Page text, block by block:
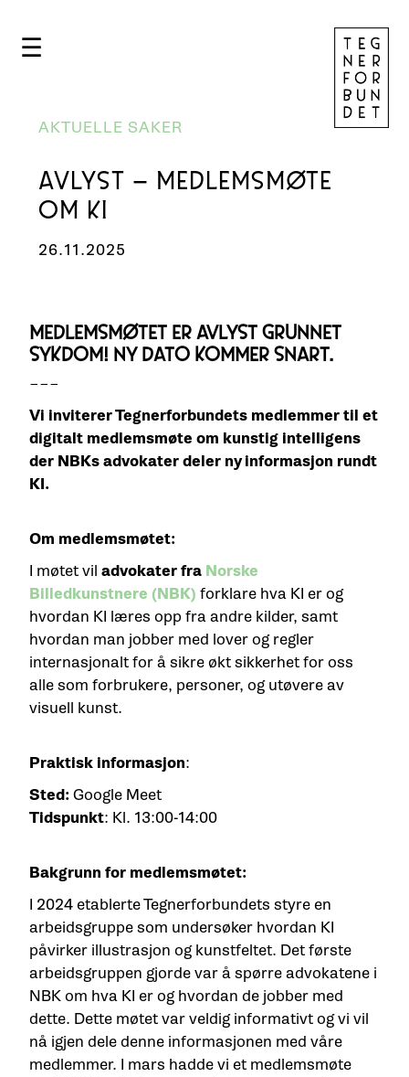
☰
AKTUELLE SAKER
AVLYST – MEDLEMSMØTE
OM KI
26.11.2025
MEDLEMSMØTET ER AVLYST GRUNNET
SYKDOM! NY DATO KOMMER SNART.
–––
Vi inviterer Tegnerforbundets medlemmer til et
digitalt medlemsmøte om kunstig intelligens
der NBKs advokater deler ny informasjon rundt
KI.
Om medlemsmøtet:
I møtet viladvokater fra Norske
Billedkunstnere (NBK) forklare hva KI er og
hvordan KI læres opp fra andre kilder, samt
hvordan man jobber med lover og regler
internasjonalt for å sikre økt sikkerhet for oss
alle som forbrukere, personer, og utøvere av
visuell kunst.
Praktisk informasjon:
Sted:Google Meet
Tidspunkt: Kl. 13:00-14:00
Bakgrunn for medlemsmøtet:
I 2024 etablerte Tegnerforbundets styre en
arbeidsgruppe som undersøker hvordan KI
påvirker illustrasjon og kunstfeltet. Det første
arbeidsgruppen gjorde var å spørre advokatene i
NBK om hva KI er og hvordan de jobber med
dette. Dette møtet var veldig informativt og vi vil
nå igjen dele denne informasjonen med våre
medlemmer. I mars hadde vi et medlemsmøte